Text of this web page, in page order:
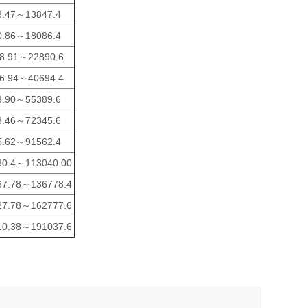
～13847.4
～18086.4
～22890.6
～40694.4
～55389.6
～72345.6
～91562.4
～113040.00
～136778.4
～162777.6
～191037.6